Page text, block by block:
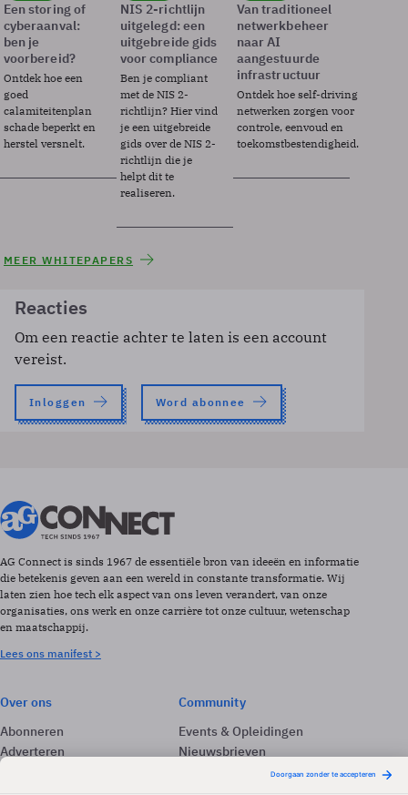
Een storing of
cyberaanval:
ben je
voorbereid?
Ontdek hoe een
goed
calamiteitenplan
schade beperkt en
herstel versnelt.
NIS 2-richtlijn
uitgelegd: een
uitgebreide gids
voor compliance
Ben je compliant
met de NIS 2-
richtlijn? Hier vind
je een uitgebreide
gids over de NIS 2-
richtlijn die je
helpt dit te
realiseren.
Van traditioneel
netwerkbeheer
naar AI
aangestuurde
infrastructuur
Ontdek hoe self-driving
netwerken zorgen voor
controle, eenvoud en
toekomstbestendigheid.
MEER WHITEPAPERS
Reacties
Om een reactie achter te laten is een account
vereist.
Inloggen Word abonnee
AG Connect is sinds 1967 de essentiële bron van ideeën en informatie
die betekenis geven aan een wereld in constante transformatie. Wij
laten zien hoe tech elk aspect van ons leven verandert, van onze
organisaties, ons werk en onze carrière tot onze cultuur, wetenschap
en maatschappij.
Lees ons manifest >
Over ons
Abonneren
Adverteren
Community
Events & Opleidingen
Nieuwsbrieven